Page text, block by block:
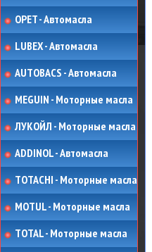
OPET - Автомасла
LUBEX - Автомасла
AUTOBACS - Автомасла
MEGUIN - Моторные масла
ЛУКОЙЛ - Моторные масла
ADDINOL - Автомасла
TOTACHI - Моторные масла
MOTUL - Моторные масла
TOTAL - Моторные масла